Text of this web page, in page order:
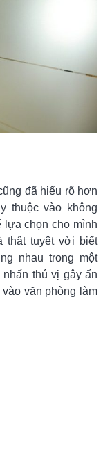
đã hiểu rõ hơn
thuộc vào không
lựa chọn cho mình
thật tuyệt vời biết
nhau trong một
thú vị gây ấn
văn phòng làm